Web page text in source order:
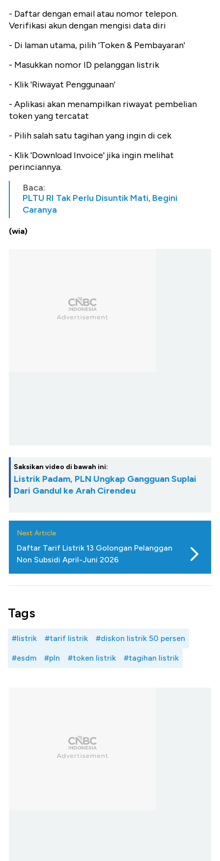
- Daftar dengan email atau nomor telepon.
Verifikasi akun dengan mengisi data diri
- Di laman utama, pilih 'Token & Pembayaran'
- Masukkan nomor ID pelanggan listrik
- Klik 'Riwayat Penggunaan'
- Aplikasi akan menampilkan riwayat pembelian
token yang tercatat
- Pilih salah satu tagihan yang ingin di cek
- Klik 'Download Invoice' jika ingin melihat
perinciannya.
Baca:
PLTU RI Tak Perlu Disuntik Mati, Begini
Caranya
(wia)
Saksikan video di bawah ini:
Listrik Padam, PLN Ungkap Gangguan Suplai
Dari Gandul ke Arah Cirendeu
Next Article
Daftar Tarif Listrik 13 Golongan Pelanggan
Non Subsidi April-Juni 2026
Tags
#listrik #tarif listrik #diskon listrik 50 persen
#esdm #pln #token listrik #tagihan listrik